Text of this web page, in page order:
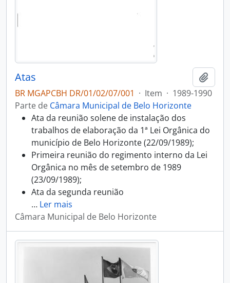
Atas
BR MGAPCBH DR/01/02/07/001 · Item · 1989-1990
Parte de Câmara Municipal de Belo Horizonte
Ata da reunião solene de instalação dos
trabalhos de elaboração da 1ª Lei Orgânica do
município de Belo Horizonte (22/09/1989);
Primeira reunião do regimento interno da Lei
Orgânica no mês de setembro de 1989
(23/09/1989);
Ata da segunda reunião
… Ler mais
Câmara Municipal de Belo Horizonte